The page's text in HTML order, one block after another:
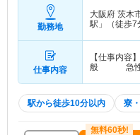
勤務地
大阪府 茨木
駅」（徒歩7
仕事内容
【仕事内容
般 急性期
駅から徒歩10分以内 寮